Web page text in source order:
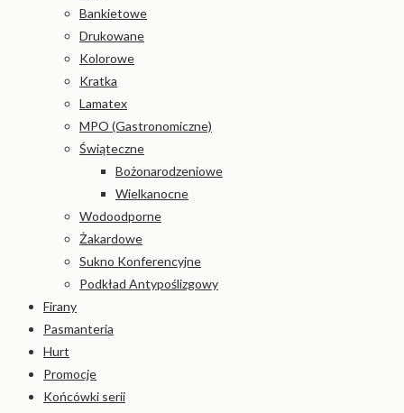
Bankietowe
Drukowane
Kolorowe
Kratka
Lamatex
MPO (Gastronomiczne)
Świąteczne
Bożonarodzeniowe
Wielkanocne
Wodoodporne
Żakardowe
Sukno Konferencyjne
Podkład Antypoślizgowy
Firany
Pasmanteria
Hurt
Promocje
Końcówki serii